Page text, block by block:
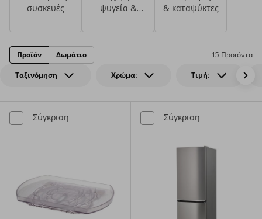
συσκευές
ψυγεία &
& καταψύκτες
Ταξινόμηση Χρώμα: Τιμή:
15 Προϊόντα
Προϊόν Δωμάτιο
Σύγκριση Σύγκριση